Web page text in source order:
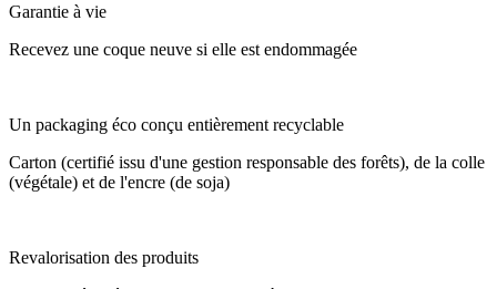
Garantie à vie
Recevez une coque neuve si elle est endommagée
Un packaging éco conçu entièrement recyclable
Carton (certifié issu d'une gestion responsable des forêts), de la colle
(végétale) et de l'encre (de soja)
Revalorisation des produits